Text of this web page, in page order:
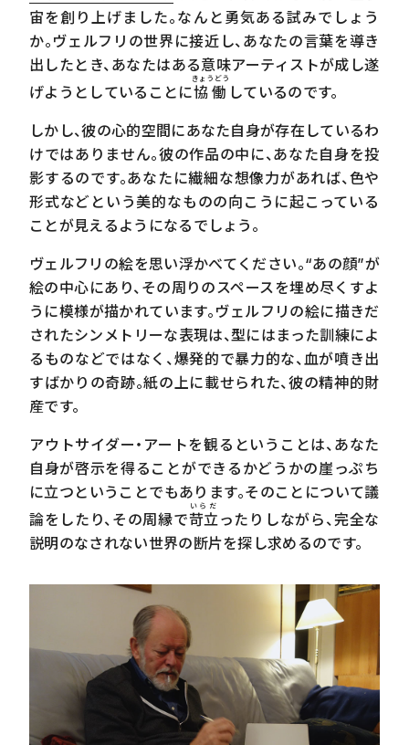
宙を創り上げました。なんと勇気ある試みでしょう
か。ヴェルフリの世界に接近し、あなたの言葉を導き
出したとき、あなたはある意味アーティストが成し遂
げようとしていることに協働
きょうどう
しているのです。
しかし、彼の心的空間にあなた自身が存在しているわ
けではありません。彼の作品の中に、あなた自身を投
影するのです。あなたに繊細な想像力があれば、色や
形式などという美的なものの向こうに起こっている
ことが見えるようになるでしょう。
ヴェルフリの絵を思い浮かべてください。“あの顔”が
絵の中心にあり、その周りのスペースを埋め尽くすよ
うに模様が描かれています。ヴェルフリの絵に描きだ
されたシンメトリーな表現は、型にはまった訓練によ
るものなどではなく、爆発的で暴力的な、血が噴き出
すばかりの奇跡。紙の上に載せられた、彼の精神的財
産です。
アウトサイダー・アートを観るということは、あなた
自身が啓示を得ることができるかどうかの崖っぷち
に立つということでもあります。そのことについて議
論をしたり、その周縁で苛立
いらだ
ったりしながら、完全な
説明のなされない世界の断片を探し求めるのです。